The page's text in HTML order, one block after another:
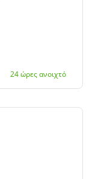
24 ώρες ανοιχτό